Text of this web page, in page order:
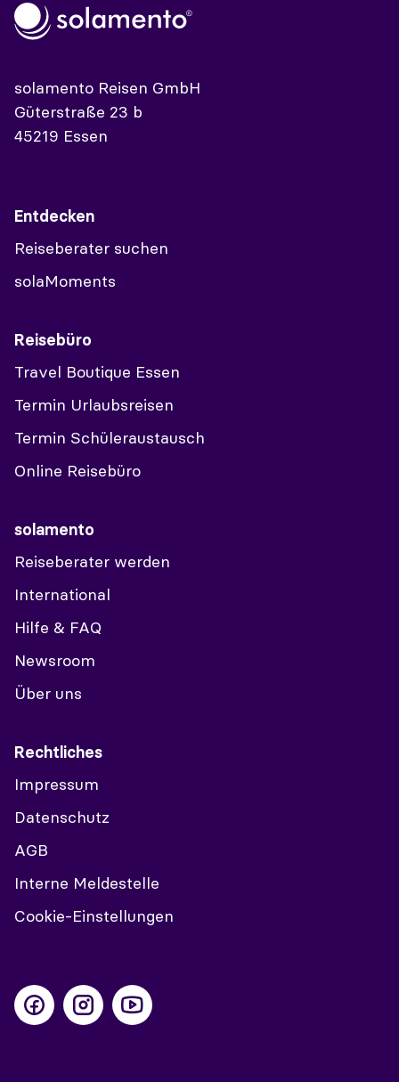
solamento Reisen GmbH
Güterstraße 23 b
45219 Essen
Entdecken
Reiseberater suchen
solaMoments
Reisebüro
Travel Boutique Essen
Termin Urlaubsreisen
Termin Schüleraustausch
Online Reisebüro
solamento
Reiseberater werden
International
Hilfe & FAQ
Newsroom
Über uns
Rechtliches
Impressum
Datenschutz
AGB
Interne Meldestelle
Cookie-Einstellungen